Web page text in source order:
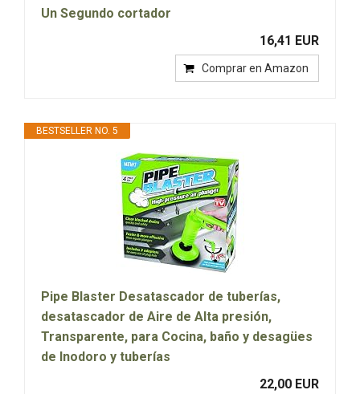
Un Segundo cortador
16,41 EUR
Comprar en Amazon
BESTSELLER NO. 5
Pipe Blaster Desatascador de tuberías,
desatascador de Aire de Alta presión,
Transparente, para Cocina, baño y desagües
de Inodoro y tuberías
22,00 EUR